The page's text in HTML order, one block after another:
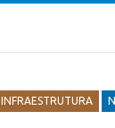
INFRAESTRUTURA